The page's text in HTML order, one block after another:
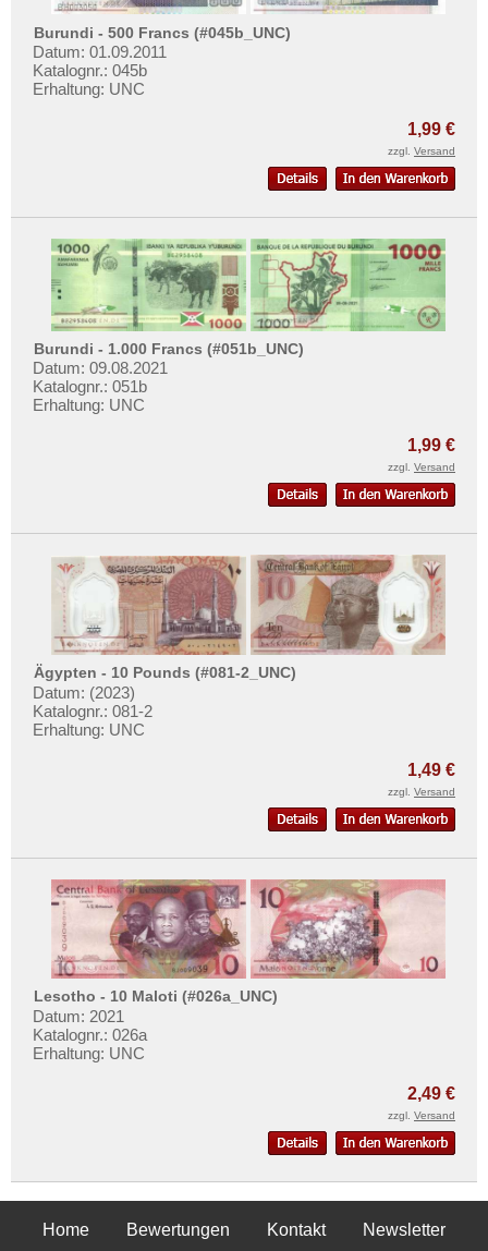
St. Helena
Süd Sudan
Südafrika
Togo
Tschad
Tunesien
Uganda
Westafrikanische Staaten
Zaire
Zentralafrikanische Republik
Burundi - 500 Francs (#045b_UNC)
Datum: 01.09.2011
Katalognr.: 045b
Erhaltung: UNC
1,99 €
zzgl. Versand
Burundi - 1.000 Francs (#051b_UNC)
Datum: 09.08.2021
Katalognr.: 051b
Erhaltung: UNC
1,99 €
zzgl. Versand
Ägypten - 10 Pounds (#081-2_UNC)
Datum: (2023)
Katalognr.: 081-2
Erhaltung: UNC
1,49 €
zzgl. Versand
Lesotho - 10 Maloti (#026a_UNC)
Datum: 2021
Katalognr.: 026a
Erhaltung: UNC
2,49 €
zzgl. Versand
Home Bewertungen Kontakt Newsletter